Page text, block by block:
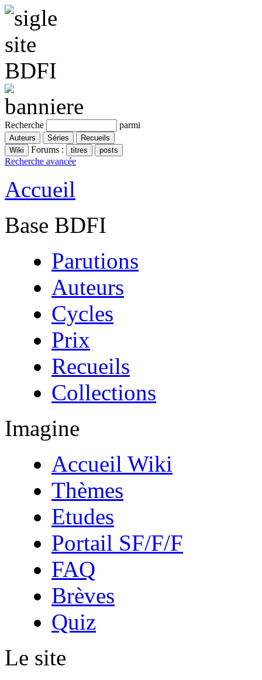
Recherche parmi
Forums :
Recherche avancée
Accueil
Base BDFI
Parutions
Auteurs
Cycles
Prix
Recueils
Collections
Imagine
Accueil Wiki
Thèmes
Etudes
Portail SF/F/F
FAQ
Brèves
Quiz
Le site